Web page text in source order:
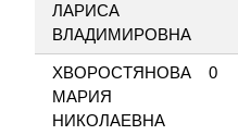
ЛАРИСА
ВЛАДИМИРОВНА
ХВОРОСТЯНОВА
МАРИЯ
НИКОЛАЕВНА
0